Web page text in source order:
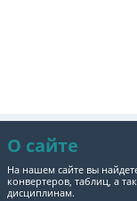
О сайте
На нашем сайте вы
конвертеров, таблиц, а
дисциплинам.